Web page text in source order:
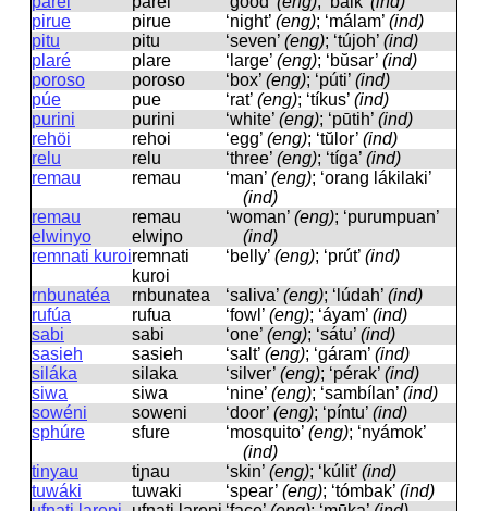
pirue
pirue ‘night’ (eng); ‘málam’ (ind)
pitu
pitu ‘seven’ (eng); ‘tújoh’ (ind)
plaré
plare ‘large’ (eng); ‘bŭsar’ (ind)
poroso
poroso ‘box’ (eng); ‘púti’ (ind)
púe
pue ‘rat’ (eng); ‘tíkus’ (ind)
purini
purini ‘white’ (eng); ‘pūtih’ (ind)
rehöi
rehoi ‘egg’ (eng); ‘tŭlor’ (ind)
relu
relu ‘three’ (eng); ‘tíga’ (ind)
remau
remau ‘man’ (eng); ‘orang lákilaki’
(ind)
remau
elwinyo
remau
elwiɲo
‘woman’ (eng); ‘purumpuan’
(ind)
remnati kuroiremnati
kuroi
‘belly’ (eng); ‘prút’ (ind)
rnbunatéa rnbunatea ‘saliva’ (eng); ‘lúdah’ (ind)
rufúa
rufua ‘fowl’ (eng); ‘áyam’ (ind)
sabi
sabi ‘one’ (eng); ‘sátu’ (ind)
sasieh
sasieh ‘salt’ (eng); ‘gáram’ (ind)
siláka
silaka ‘silver’ (eng); ‘pérak’ (ind)
siwa
siwa ‘nine’ (eng); ‘sambílan’ (ind)
sowéni
soweni ‘door’ (eng); ‘píntu’ (ind)
sphúre
sfure ‘mosquito’ (eng); ‘nyámok’
(ind)
tinyau
tiɲau ‘skin’ (eng); ‘kúlit’ (ind)
tuwáki
tuwaki ‘spear’ (eng); ‘tómbak’ (ind)